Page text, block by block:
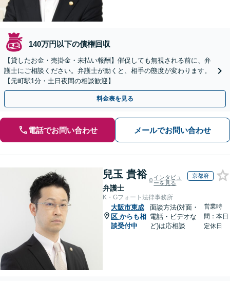
140万円以下の債権回収
【貸したお金・売掛金・未払い報酬】催促しても無視される前に、弁
護士にご相談ください。弁護士が動くと、相手の態度が変わります。
【元町駅1分・土日夜間の相談歓迎】
料金表を見る
電話でお問い合わせ メールでお問い合わせ
兒玉 貴裕
弁護士
インタビュ
ーを見る
京都府
K・Gフォート法律事務所
大阪市東成
区 からも相
談受付中
面談方法(対面・
電話・ビデオな
ど)は応相談
営業時
間：本日
定休日